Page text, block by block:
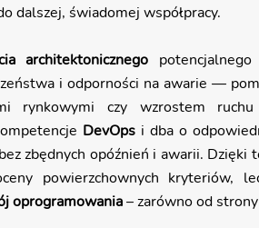
dalszej, świadomej współpracy.
architektonicznego
i odporności na awarie —
rynkowymi czy wzrostem
DevOps i dba o
zbędnych opóźnień i awarii.
powierzchownych kryteriów,
oprogramowania – zarówno od